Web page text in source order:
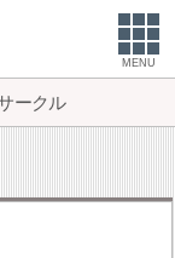
MENU
ークル